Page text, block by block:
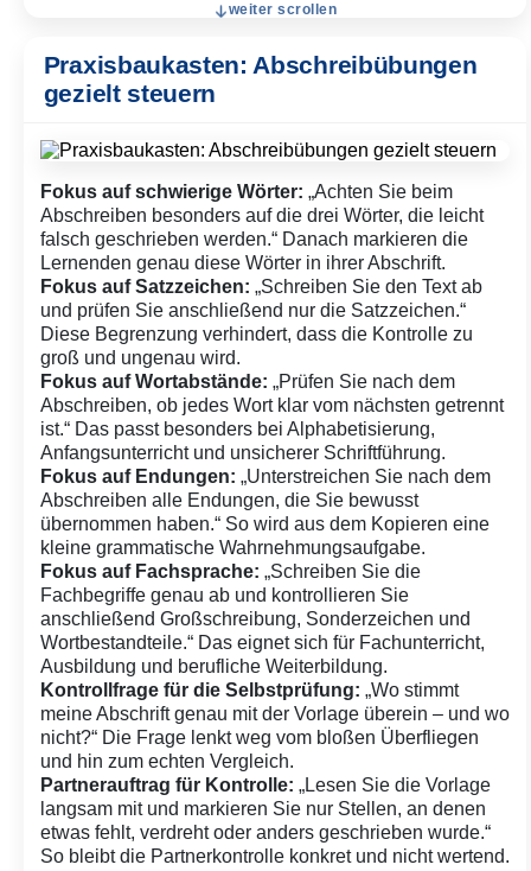
schreiben, kontrollieren.
vergleichen die Lernenden ihre Fassung mit der
Vorlage. Fehler werden nicht nur verbessert, sondern
geschrieben oder beim Satzzeichen übersehen
worden?
Kurze Auswertung anschließen:Sammle nicht jeden
Einzelfehler im Plenum, sondern frage nach Mustern.
Hilfreich sind Fragen wie: „Welche Stelle war
schwierig?“, „Welche Wörter mussten Sie besonders
genau anschauen?“ oder „Welche Fehlerart ist Ihnen
aufgefallen?“
weiter scrollen
Praxisbaukasten: Abschreibübungen
gezielt steuern
Fokus auf schwierige Wörter: „Achten Sie beim
Abschreiben besonders auf die drei Wörter, die leicht
falsch geschrieben werden.“ Danach markieren die
Lernenden genau diese Wörter in ihrer Abschrift.
Fokus auf Satzzeichen: „Schreiben Sie den Text ab
und prüfen Sie anschließend nur die Satzzeichen.“
Diese Begrenzung verhindert, dass die Kontrolle zu
groß und ungenau wird.
Fokus auf Wortabstände: „Prüfen Sie nach dem
Abschreiben, ob jedes Wort klar vom nächsten getrennt
ist.“ Das passt besonders bei Alphabetisierung,
Anfangsunterricht und unsicherer Schriftführung.
Fokus auf Endungen: „Unterstreichen Sie nach dem
Abschreiben alle Endungen, die Sie bewusst
übernommen haben.“ So wird aus dem Kopieren eine
kleine grammatische Wahrnehmungsaufgabe.
Fokus auf Fachsprache: „Schreiben Sie die
Fachbegriffe genau ab und kontrollieren Sie
anschließend Großschreibung, Sonderzeichen und
Wortbestandteile.“ Das eignet sich für Fachunterricht,
Ausbildung und berufliche Weiterbildung.
Kontrollfrage für die Selbstprüfung: „Wo stimmt
meine Abschrift genau mit der Vorlage überein – und wo
nicht?“ Die Frage lenkt weg vom bloßen Überfliegen
und hin zum echten Vergleich.
Partnerauftrag für Kontrolle: „Lesen Sie die Vorlage
langsam mit und markieren Sie nur Stellen, an denen
etwas fehlt, verdreht oder anders geschrieben wurde.“
So bleibt die Partnerkontrolle konkret und nicht wertend.